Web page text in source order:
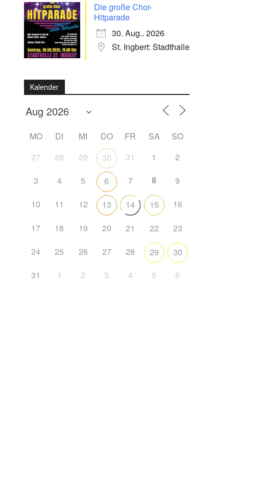
Die große Chor-
Hitparade
30. Aug.. 2026
St. Ingbert: Stadthalle
Kalender
MO DI MI DO FR SA
SO
27
28 29 30 31 1 2
3 4 5 6 7 8 9
10 11 12 13 14 15 16
17 18 19 20 21 22 23
24 25 26 27 28 29
30
31
1 2 3 4 5 6